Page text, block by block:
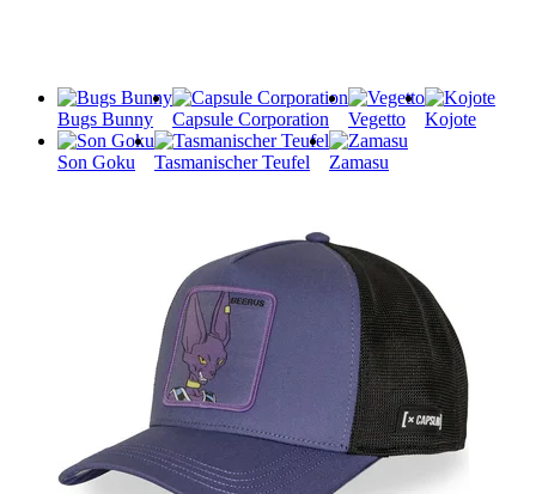
Bugs Bunny Capsule Corporation Vegetto Kojote
Son Goku Tasmanischer Teufel Zamasu